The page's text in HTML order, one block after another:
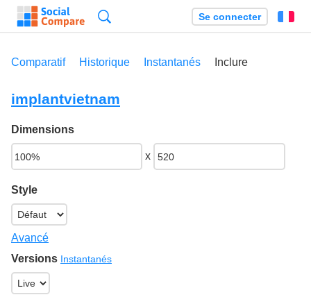
Se connecter
Comparatif Historique Instantanés Inclure
implantvietnam
Dimensions
x
Style
Avancé
Versions Instantanés